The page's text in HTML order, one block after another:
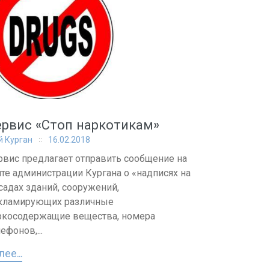
«Стоп наркотикам»
Курган 16.02.2018
предлагает отправить сообщение на
администрации Кургана о «надписях на
зданий, сооружений,
различные
вещества, номера